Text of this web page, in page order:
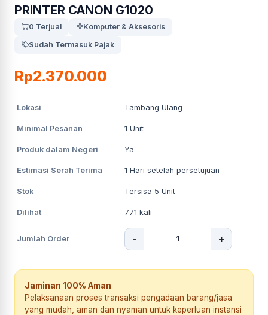
PRINTER CANON G1020
0 Terjual
Komputer & Aksesoris
Sudah Termasuk Pajak
Rp2.370.000
Lokasi Tambang Ulang
Minimal Pesanan 1 Unit
Produk dalam Negeri Ya
Estimasi Serah Terima 1 Hari setelah persetujuan
Stok Tersisa 5 Unit
Dilihat 771 kali
Jumlah Order - +
Jaminan 100% Aman
Pelaksanaan proses transaksi pengadaan barang/jasa
yang mudah, aman dan nyaman untuk keperluan instansi